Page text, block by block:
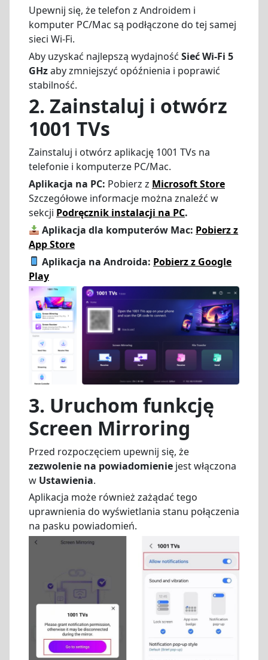
Upewnij się, że telefon z Androidem i
komputer PC/Mac są podłączone do tej samej
sieci Wi-Fi.
Aby uzyskać najlepszą wydajność Sieć Wi-Fi 5
GHzaby zmniejszyć opóźnienia i poprawić
stabilność.
2. Zainstaluj i otwórz
1001 TVs
Zainstaluj i otwórz aplikację 1001 TVs na
telefonie i komputerze PC/Mac.
Aplikacja na PC: Pobierz z Microsoft Store
Szczegółowe informacje można znaleźć w
sekcji Podręcznik instalacji na PC.
Aplikacja dla komputerów Mac: Pobierz z
App Store
Aplikacja na Androida: Pobierz z Google
Play
3. Uruchom funkcję
Screen Mirroring
Przed rozpoczęciem upewnij się, że
zezwolenie na powiadomienie jest włączona
w Ustawienia.
Aplikacja może również zażądać tego
uprawnienia do wyświetlania stanu połączenia
na pasku powiadomień.